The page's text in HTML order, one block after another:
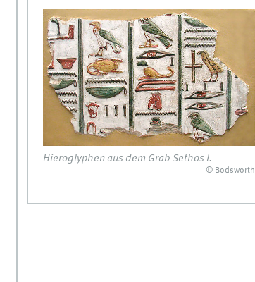
Hieroglyphen aus dem Grab Sethos I.
© Bodsworth